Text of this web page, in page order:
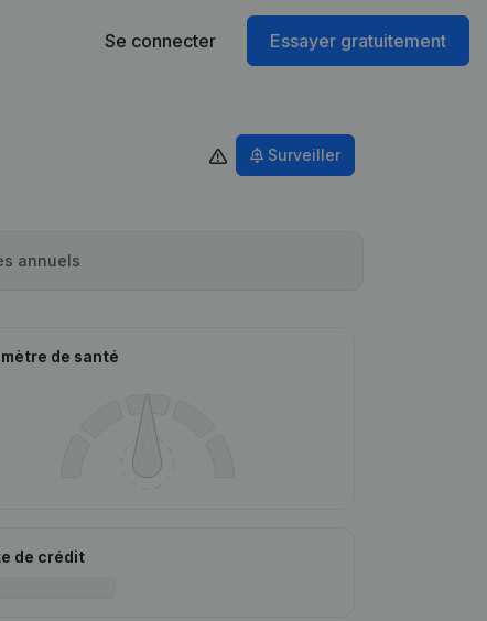
Se connecter Essayer gratuitement
Surveiller
annuels
de santé
de crédit